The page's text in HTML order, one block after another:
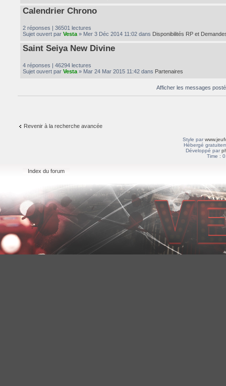
Calendrier Chrono
2 réponses | 36501 lectures
Sujet ouvert par Vesta » Mer 3 Déc 2014 11:02 dans Disponibilités RP et
Saint Seiya New Divine
4 réponses | 46294 lectures
Sujet ouvert par Vesta » Mar 24 Mar 2015 11:42 dans Partenaires
Afficher les messages
Revenir à la recherche avancée
Style par
Hébergé
Développé par
Time :
Index du forum